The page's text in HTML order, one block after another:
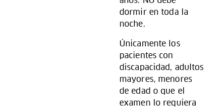
dormir en toda la
noche.
Únicamente los
pacientes con
discapacidad, adultos
mayores, menores
de edad o que el
examen lo requiera